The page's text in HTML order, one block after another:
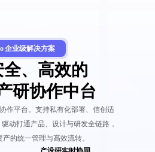
企业级解决方案
、高效的
研协作中台
作平台。支持私有化部署、信创适
动打通产品、设计与研发全链路，
的统一管理与高效流转。